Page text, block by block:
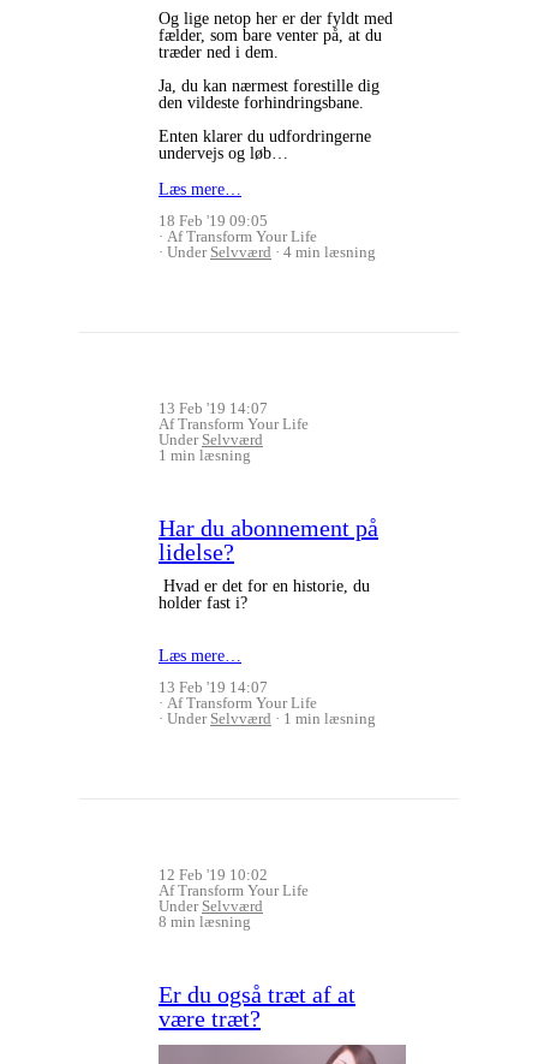
Og lige netop her er der fyldt med
fælder, som bare venter på, at du
træder ned i dem.
Ja, du kan nærmest forestille dig
den vildeste forhindringsbane.
Enten klarer du udfordringerne
undervejs og løb…
Læs mere…
18 Feb '19 09:05
Af Transform Your Life
Under Selvværd 4 min læsning
13 Feb '19 14:07
Af Transform Your Life
Under Selvværd
1 min læsning
Har du abonnement på
lidelse?
Hvad er det for en historie, du
holder fast i?
Læs mere…
13 Feb '19 14:07
Af Transform Your Life
Under Selvværd 1 min læsning
12 Feb '19 10:02
Af Transform Your Life
Under Selvværd
8 min læsning
Er du også træt af at
være træt?